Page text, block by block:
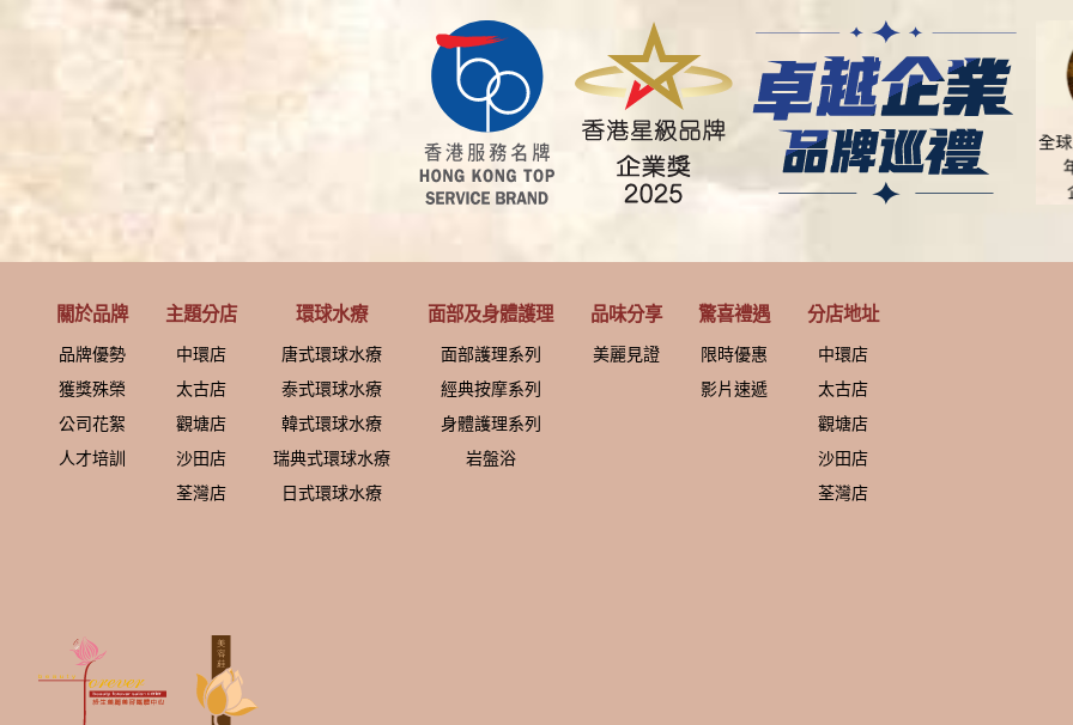
關於品牌
品牌優勢
獲獎殊榮
公司花絮
人才培訓
主題分店
中環店
太古店
觀塘店
沙田店
荃灣店
環球水療
唐式環球水療
泰式環球水療
韓式環球水療
瑞典式環球水療
日式環球水療
面部及身體護理
面部護理系列
經典按摩系列
身體護理系列
岩盤浴
品味分享
美麗見證
驚喜禮遇
限時優惠
影片速遞
分店地址
中環店
太古店
觀塘店
沙田店
荃灣店